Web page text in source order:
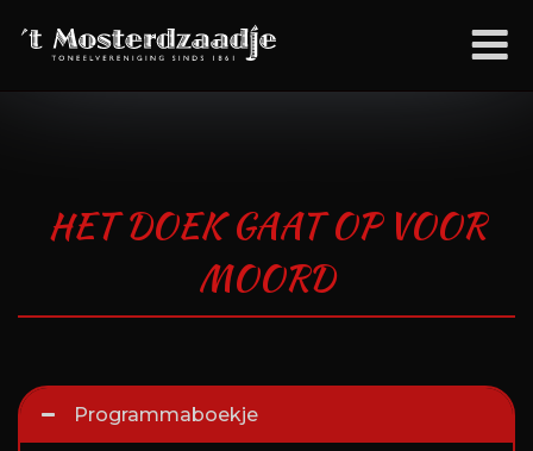
naar
HET DOEK GAAT OP VOOR
MOORD
Programmaboekje